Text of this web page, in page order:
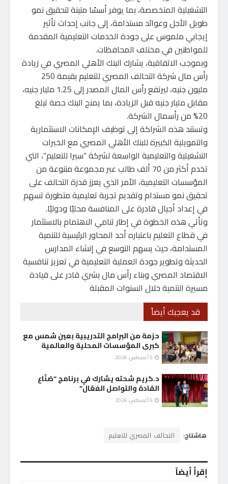
التشغيلية المتخصصة، بما يوفر أسسًا متينة لتحقيق نمو
طويل الأجل وعوائد مستدامة، إلى جانب إحداث تأثير
إيجابي ملموس على جودة الخدمات التعليمية المقدمة
للمواطنين في مختلف المحافظات.
وبموجب الاتفاقية، يشارك البنك الأهلي المصري في زيادة
رأس مال شركة التحالف المصري للتعليم بقيمة 250
مليون جنيه، ليرتفع رأس المال المصدر إلى 1.25 مليار جنيه،
مقابل مليار جنيه قبل الزيادة، بما يمنح البنك حصة تبلغ
20% من رأسمال الشركة.
وتستند هذه الشراكة إلى توظيف الإمكانات الاستثمارية
والتمويلية الكبيرة للبنك الأهلي المصري مع الخبرات
التشغيلية والتعليمية الواسعة لشركة “سيرا للتعليم”، التي
تخدم أكثر من 70 ألف طالب عبر مجموعة متنوعة من
المؤسسات التعليمية، الأمر الذي يعزز قدرة التحالف على
تحقيق نمو مستدام وتقديم تجربة تعليمية متطورة تسهم
في إعداد أجيال قادرة على المنافسة محليًا ودوليًا.
وتأتي هذه الخطوة في إطار تنامي الاهتمام بالاستثمار
في قطاع التعليم باعتباره أحد المحاور الرئيسية للتنمية
المستدامة، حيث يسهم التوسع في إنشاء المدارس
الحديثة وتطوير جودة العملية التعليمية في تعزيز تنافسية
الاقتصاد المصري وبناء رأس مال بشري قادر على قيادة
مسيرة التنمية خلال السنوات المقبلة
قد يعجبك أيضاً
حزمة من البرامج التدريبية بعين شمس مع
كبرى المؤسسات المحلية والعالمية
د.كريم شحته يشارك في برنامج “صُنّاع
القادة والتواصل الفعّال”
هاشتاج: التحالف المصري للتعليم
إقرأ أيضاً